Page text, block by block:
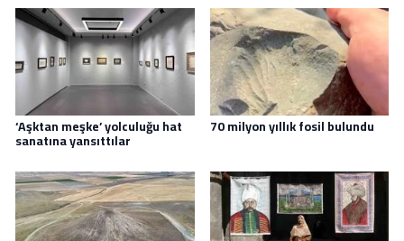
‘Aşktan meşke’ yolculuğu hat
sanatına yansıttılar
70 milyon yıllık fosil bulundu